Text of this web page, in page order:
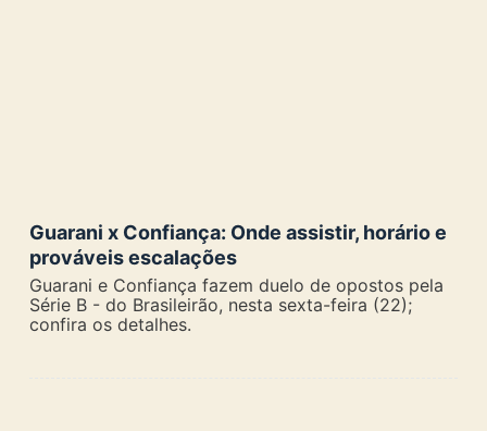
Guarani x Confiança: Onde assistir, horário e
prováveis escalações
Guarani e Confiança fazem duelo de opostos pela
Série B - do Brasileirão, nesta sexta-feira (22);
confira os detalhes.